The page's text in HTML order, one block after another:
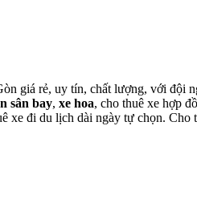
giá rẻ, uy tín, chất lượng, với đội
sân bay, xe hoa, cho thuê xe hợp
xe đi du lịch dài ngày tự chọn.